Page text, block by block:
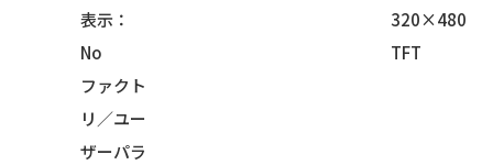
表示：
No
ファクト
リ／ユー
ザーパラ
320×480
TFT